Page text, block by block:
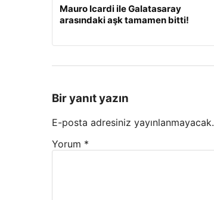
Mauro Icardi ile Galatasaray
arasındaki aşk tamamen bitti!
Bir yanıt yazın
E-posta adresiniz yayınlanmayacak.
Yorum *